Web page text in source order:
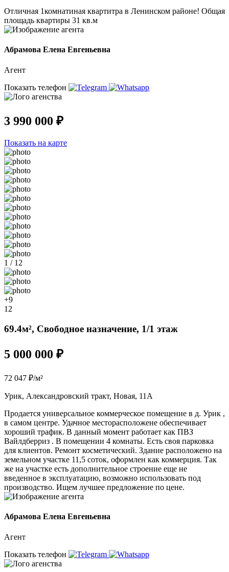
Отличная 1комнатиная квартитра в Ленинском районе! Общая
площадь квартиры 31 кв.м
Абрамова Елена Евгеньевна
Агент
Показать телефон
3 990 000 ₽
Показать на карте
1 / 12
+9
12
69.4м², Свободное назначение, 1/1 этаж
5 000 000 ₽
72 047 ₽/м²
Урик, Александровский тракт, Новая, 11А
Продается универсальное коммерческое помещение в д. Урик ,
в самом центре. Удачное месторасположене обеспечивает
хороший трафик. В данный момент работает как ПВЗ
Вайлдберриз . В помещении 4 комнаты. Есть своя парковка
для клиентов. Ремонт косметический. Здание расположено на
земельном участке 11,5 соток, оформлен как коммерция. Так
же на участке есть дополнительное строение еще не
введенное в эксплуатацию, возможно использовать под
производство. Ищем лучшее предложение по цене.
Абрамова Елена Евгеньевна
Агент
Показать телефон